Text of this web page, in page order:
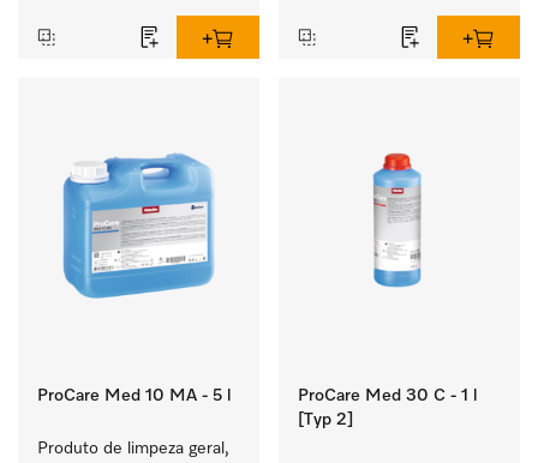
ProCare Med 10 MA - 5 l
Produto de limpeza geral,
ProCare Med 30 C - 1 l
[Typ 2]